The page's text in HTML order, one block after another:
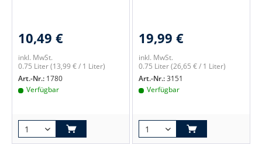
10,49 €
inkl. MwSt.
0.75 Liter(13,99 € / 1 Liter)
Art.-Nr.: 1780
Verfügbar
19,99 €
inkl. MwSt.
0.75 Liter(26,65 € / 1 Liter)
Art.-Nr.:3151
Verfügbar